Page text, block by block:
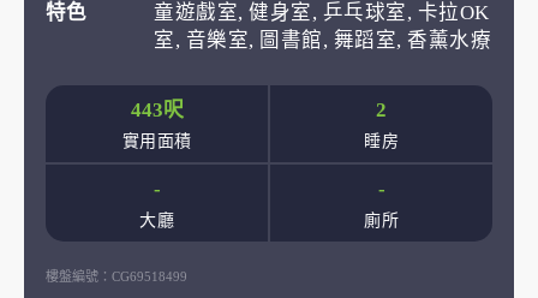
特色
童遊戲室, 健身室, 乒乓球室, 卡拉OK
室, 音樂室, 圖書館, 舞蹈室, 香薰水療
443呎
實用面積
2
睡房
-
大廳
-
廁所
樓盤編號： CG69518499